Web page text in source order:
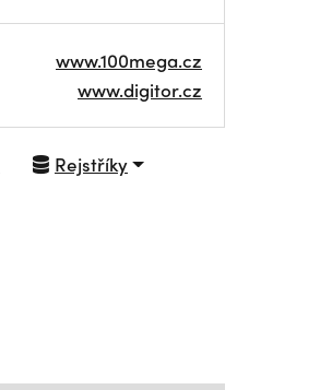
www.100mega.cz
www.digitor.cz
Rejstříky